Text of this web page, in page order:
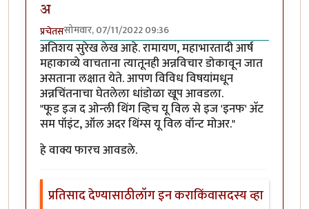
अ
प्रचेतससोमवार, 07/11/2022 09:36
अतिशय सुरेख लेख आहे. रामायण, महाभारतादी आर्ष
महाकाव्ये वाचताना त्यातूनही अन्नविचार डोकावून जात
असताना लक्षात येते. आपण विविध विषयांमधून
अन्नचिंतनाचा घेतलेला धांडोळा खूप आवडला.
"फूड इज द ओन्ली थिंग व्हिच यू विल से इज 'इनफ' अ‍ॅट
सम पॉइंट, ऑल अदर थिंग्स यू विल वॉन्ट मोअर."
हे वाक्य फारच आवडले.
प्रतिसाद देण्यासाठीलॉग इन कराकिंवासदस्य व्हा